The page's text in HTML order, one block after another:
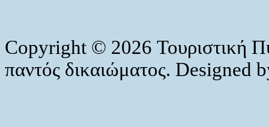
Copyright © 2026 Τουριστική
παντός δικαιώματος. Designed